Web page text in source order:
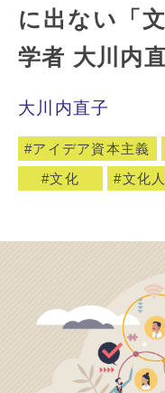
に出ない「
学者 大川内
大川内直子
アイデア資本主義
文化
文化